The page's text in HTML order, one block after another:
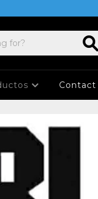
Contact